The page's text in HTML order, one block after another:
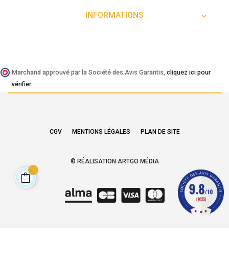
INFORMATIONS 
Marchand approuvé par la Société des Avis Garantis, cliquez ici pour
vérifier.
CGV MENTIONS LÉGALES PLAN DE SITE
© RÉALISATION ARTGO MÉDIA